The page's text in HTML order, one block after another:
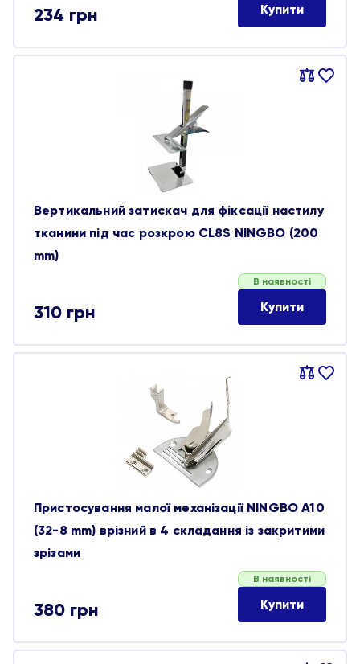
234 грн Купити
Порівняти
В
Вертикальний затискач для фіксації настилу
тканини під час розкрою CL8S NINGBO (200
mm)
310 грн
В наявності
Купити
Порівняти
В
Пристосування малої механізації NINGBO A10
(32-8 mm) врізний в 4 складання із закритими
зрізами
380 грн
В наявності
Купити